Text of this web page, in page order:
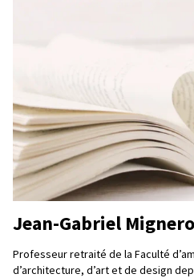
Jean-Gabriel
Professeur retraité de la Faculté
d’architecture, d’art et de design